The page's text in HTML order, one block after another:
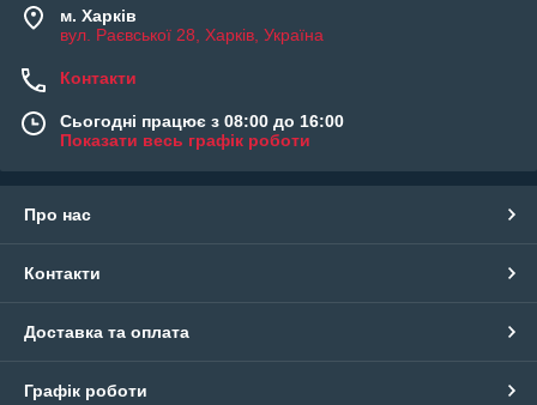
м. Харків
вул. Раєвської 28, Харків, Україна
Контакти
Сьогодні працює з 08:00 до 16:00
Показати весь графік роботи
Про нас
Контакти
Доставка та оплата
Графік роботи